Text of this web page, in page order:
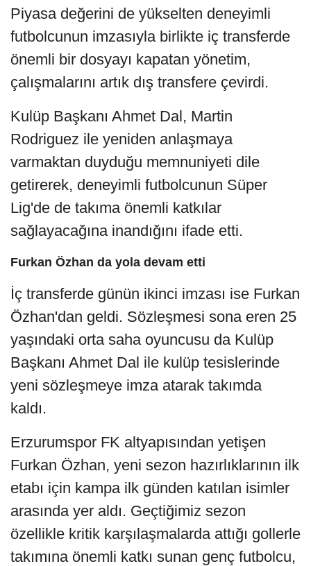
Piyasa değerini de yükselten deneyimli
futbolcunun imzasıyla birlikte iç transferde
önemli bir dosyayı kapatan yönetim,
çalışmalarını artık dış transfere çevirdi.
Kulüp Başkanı Ahmet Dal, Martin
Rodriguez ile yeniden anlaşmaya
varmaktan duyduğu memnuniyeti dile
getirerek, deneyimli futbolcunun Süper
Lig'de de takıma önemli katkılar
sağlayacağına inandığını ifade etti.
Furkan Özhan da yola devam etti
İç transferde günün ikinci imzası ise Furkan
Özhan'dan geldi. Sözleşmesi sona eren 25
yaşındaki orta saha oyuncusu da Kulüp
Başkanı Ahmet Dal ile kulüp tesislerinde
yeni sözleşmeye imza atarak takımda
kaldı.
Erzurumspor FK altyapısından yetişen
Furkan Özhan, yeni sezon hazırlıklarının ilk
etabı için kampa ilk günden katılan isimler
arasında yer aldı. Geçtiğimiz sezon
özellikle kritik karşılaşmalarda attığı gollerle
takımına önemli katkı sunan genç futbolcu,